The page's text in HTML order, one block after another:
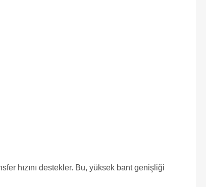
hızını destekler. Bu, yüksek bant genişliği